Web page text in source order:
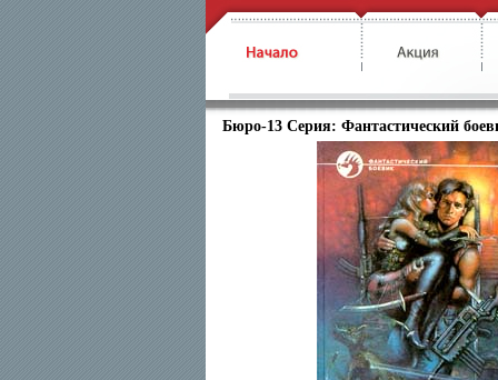
Бюро-13 Серия: Фантастический